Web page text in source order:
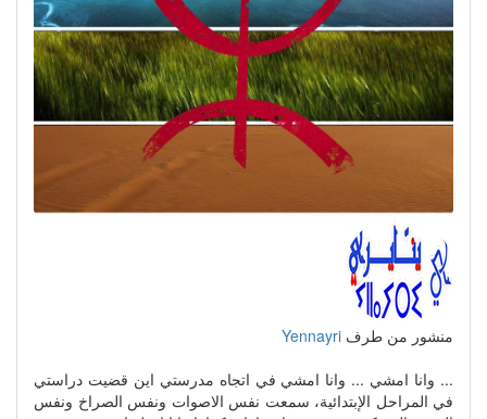
منشور من طرفYennayri
... وانا امشي ... وانا امشي في اتجاه مدرستي اين قضيت دراستي
في المراحل الإبتدائية، سمعت نفس الاصوات ونفس الصراخ ونفس